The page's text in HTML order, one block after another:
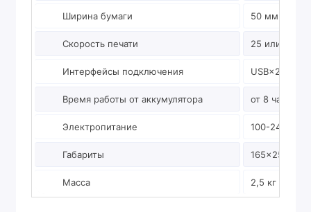
Ширина бумаги 50 мм
Скорость печати 25 или 50
Интерфейсы подключения USB×2, Wi-
Время работы от аккумулятора от 8 часов
Электропитание 100-240В,
Габариты
Масса 2,5 кг